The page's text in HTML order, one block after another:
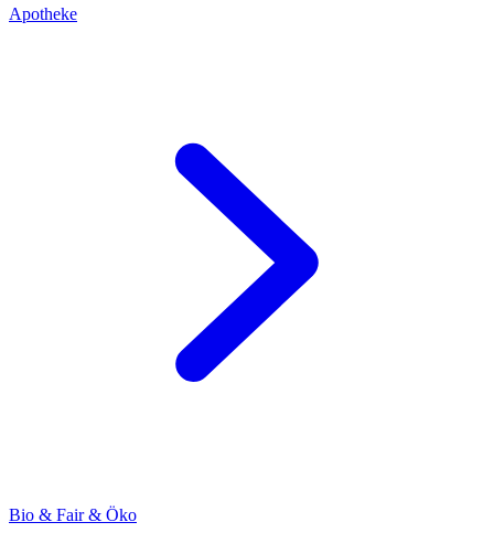
Apotheke
Bio & Fair & Öko